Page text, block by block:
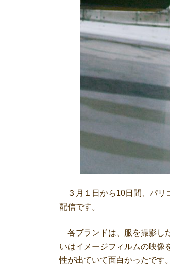
３月１日から10日間、パリ
配信です。
各ブランドは、服を撮影し
いはイメージフィルムの映像
性が出ていて面白かったです。